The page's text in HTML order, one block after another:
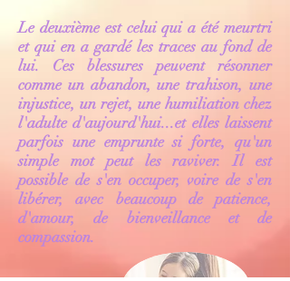
Le deuxième est celui qui a été meurtri
et qui en a gardé les traces au fond de
lui. Ces blessures peuvent résonner
comme un abandon, une trahison, une
injustice, un rejet, une humiliation chez
l'adulte d'aujourd'hui...et elles laissent
parfois une emprunte si forte, qu'un
simple mot peut les raviver. Il est
possible de s'en occuper, voire de s'en
libérer, avec beaucoup de patience,
d'amour, de bienveillance et de
compassion.